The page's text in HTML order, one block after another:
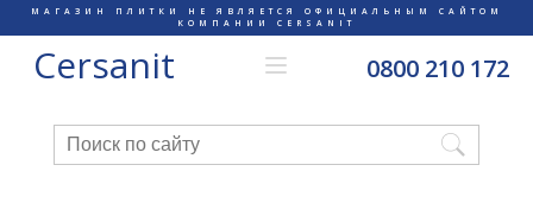
МАГАЗИН ПЛИТКИ НЕ ЯВЛЯЕТСЯ ОФИЦИАЛЬНЫМ САЙТОМ
КОМПАНИИ CERSANIT
Cersanit 0800 210 172